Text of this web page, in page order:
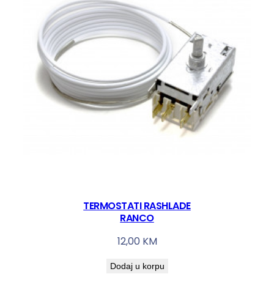
TERMOSTATI RASHLADE
RANCO
12,00 KM
Dodaj u korpu